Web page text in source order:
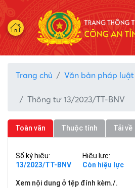
Trang chủ Văn bản pháp luật
Thông tư 13/2023/TT-BNV
Toàn văn Thuộc tính Tải về
Số ký hiệu:
13/2023/TT-BNV
Hiệu lực:
Còn hiệu lực
Xem nội dung ở tệp đính kèm./.